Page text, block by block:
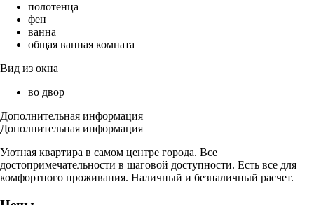
полотенца
фен
ванна
общая ванная комната
Вид из окна
во двор
Дополнительная информация
Дополнительная информация
Уютная квартира в самом центре города. Все
достопримечательности в шаговой доступности. Есть все для
комфортного проживания. Наличный и безналичный расчет.